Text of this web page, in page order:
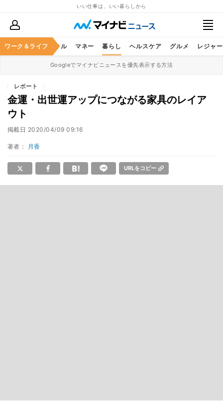
いい仕事は、いい暮らしから
ワーク＆ライフ
ア ビジネススキル マネー 暮らし ヘルスケア グルメ レジャー
Googleでマイナビニュースを優先表示する方法
レポート
金運・出世運アップにつながる家具のレイア
ウト
掲載日 2020/04/09 09:16
著者： 月香
URLをコピー